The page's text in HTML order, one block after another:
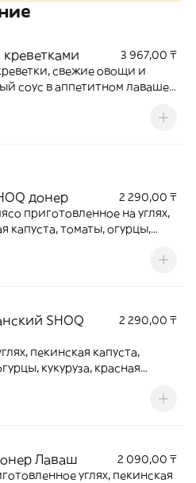
3 967,00 ₸
свежие овощи и
соус в аппетитном лаваше.
донер
2 290,00 ₸
приготовленное на углях,
капуста, томаты, огурцы,
SHOQ
2 290,00 ₸
пекинская капуста,
кукуруза, красная
Лаваш
2 090,00 ₸
углях, пекинская